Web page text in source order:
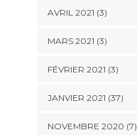
AVRIL 2021 (3)
MARS 2021 (3)
FÉVRIER 2021 (3)
JANVIER 2021 (37)
NOVEMBRE 2020 (7)